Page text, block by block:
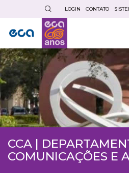
conteúdo
principal
LOGIN CONTATO
CCA |
COMUNICAÇÕES E